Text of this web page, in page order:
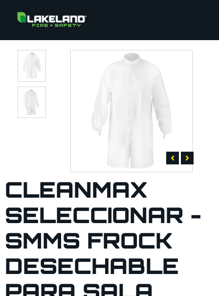
CLEANMAX
SELECCIONAR -
SMMS FROCK
DESECHABLE